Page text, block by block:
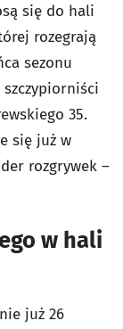
się do hali
rozegrają
sezonu
szczypiorniści
35.
się już w
rozgrywek –
w hali
już 26